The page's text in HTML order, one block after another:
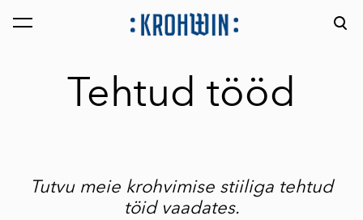
lisati ostukorvi. Vaata ostukorvi
Tehtud tööd
Tutvu meie krohvimise stiiliga tehtud
töid vaadates.